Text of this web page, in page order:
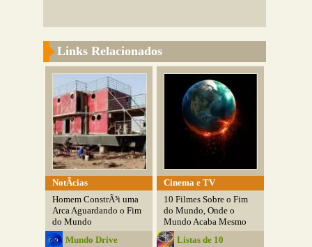
Links Relacionados
NotÃ­cias
Homem ConstrÃ³i uma
Arca Aguardando o Fim
do Mundo
Mundo Drive
Cinema e TV
10 Filmes Sobre o Fim
do Mundo, Onde o
Mundo Acaba Mesmo
Listas de 10